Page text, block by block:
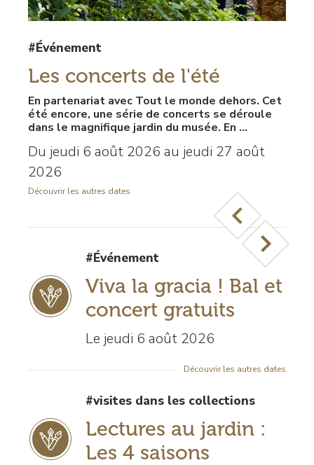
#Événement
Les concerts de l'été
En partenariat avec Tout le monde dehors. Cet
été encore, une série de concerts se déroule
dans le magnifique jardin du musée. En ...
Du jeudi 6 août 2026 au jeudi 27 août
2026
Découvrir les autres dates
Previous
Next
#Événement
Viva la gracia ! Bal et
concert gratuits
Le jeudi 6 août 2026
Découvrir les autres dates
#visites dans les collections
Lectures au jardin :
Les 4 saisons